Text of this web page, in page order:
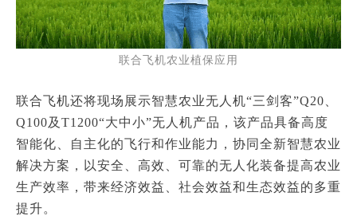
联合飞机农业植保应用
联合飞机还将现场展示智慧农业无人机“三剑客”Q20、
Q100及T1200“大中小”无人机产品，该产品具备高度
智能化、自主化的飞行和作业能力，协同全新智慧农业
解决方案，以安全、高效、可靠的无人化装备提高农业
生产效率，带来经济效益、社会效益和生态效益的多重
提升。